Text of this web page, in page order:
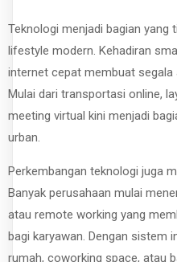
Teknologi menjadi bagian yang
lifestyle modern. Kehadiran
internet cepat membuat segala
Mulai dari transportasi online,
meeting virtual kini menjadi
urban.
Perkembangan teknologi juga
Banyak perusahaan mulai
atau remote working yang
bagi karyawan. Dengan sistem
rumah, coworking space, atau